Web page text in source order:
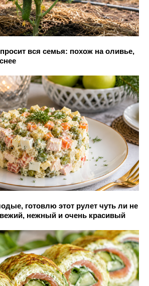
вся семья: похож на оливье,
готовлю этот рулет чуть ли не
нежный и очень красивый